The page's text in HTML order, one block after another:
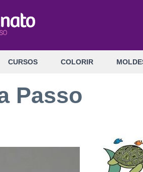
CURSOS COLORIR
Passo